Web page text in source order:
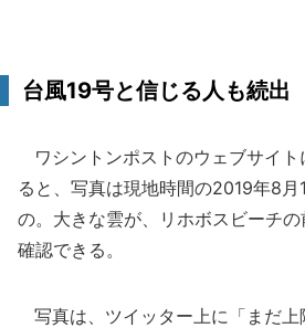
台風19号と信じる人も続出
ワシントンポストのウェブサイト
ると、写真は現地時間の2019年8月
の。大きな雲が、リホボスビーチ
確認できる。
写真は、ツイッター上に「まだ上